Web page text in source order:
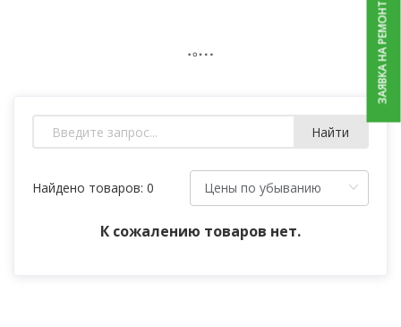
Найти
Найдено товаров: 0
К сожалению товаров нет.
ЗАЯВКА НА РЕМОНТ